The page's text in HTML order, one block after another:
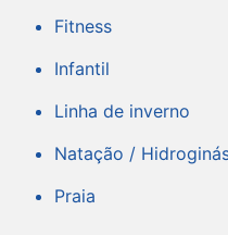
Fitness
Infantil
Linha de inverno
Natação /
Praia